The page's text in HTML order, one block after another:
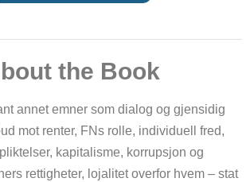
the Book
annet emner som dialog og gjensidig
mot renter, FNs rolle, individuell fred,
kapitalisme, korrupsjon og
rettigheter, lojalitet overfor hvem – stat